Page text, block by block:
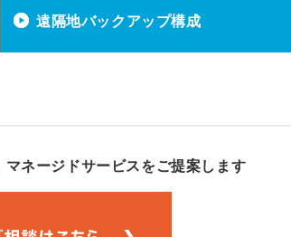
遠隔地バックアップ構成
マネージドサービスをご提案します